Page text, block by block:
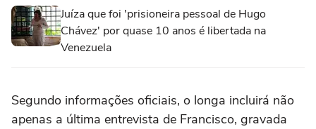
Juíza que foi 'prisioneira pessoal de Hugo
Chávez' por quase 10 anos é libertada na
Venezuela
Segundo informações oficiais, o longa incluirá não
apenas a última entrevista de Francisco, gravada